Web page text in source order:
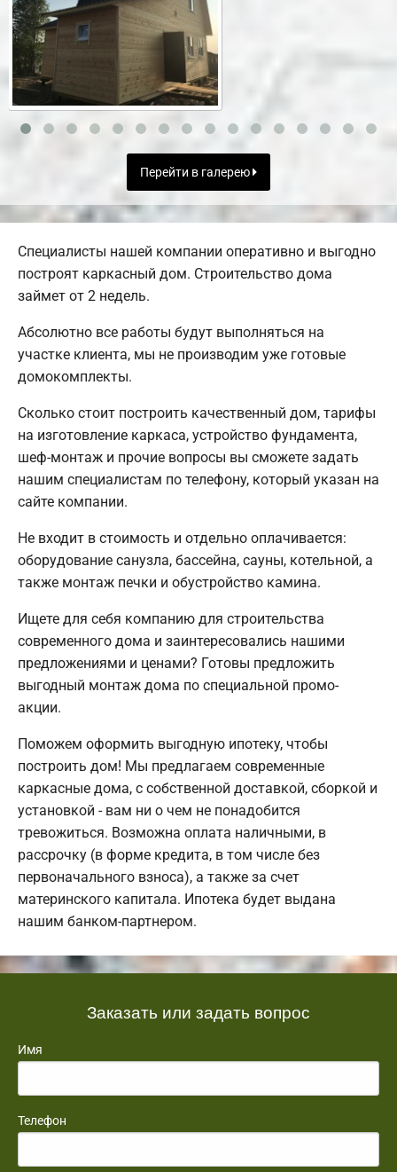
Перейти в галерею
Специалисты нашей компании оперативно и выгодно
построят каркасный дом. Строительство дома
займет от 2 недель.
Абсолютно все работы будут выполняться на
участке клиента, мы не производим уже готовые
домокомплекты.
Сколько стоит построить качественный дом, тарифы
на изготовление каркаса, устройство фундамента,
шеф-монтаж и прочие вопросы вы сможете задать
нашим специалистам по телефону, который указан на
сайте компании.
Не входит в стоимость и отдельно оплачивается:
оборудование санузла, бассейна, сауны, котельной, а
также монтаж печки и обустройство камина.
Ищете для себя компанию для строительства
современного дома и заинтересовались нашими
предложениями и ценами? Готовы предложить
выгодный монтаж дома по специальной промо-
акции.
Поможем оформить выгодную ипотеку, чтобы
построить дом! Мы предлагаем современные
каркасные дома, с собственной доставкой, сборкой и
установкой - вам ни о чем не понадобится
тревожиться. Возможна оплата наличными, в
рассрочку (в форме кредита, в том числе без
первоначального взноса), а также за счет
материнского капитала. Ипотека будет выдана
нашим банком-партнером.
Заказать или задать вопрос
Имя
Телефон